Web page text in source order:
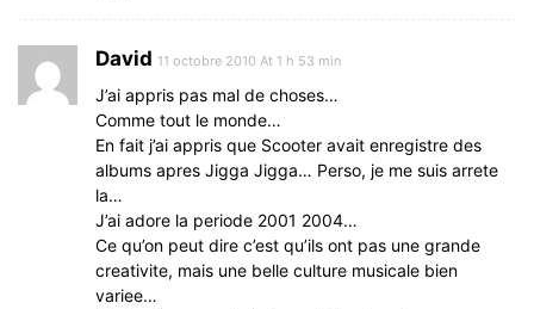
David 11 octobre 2010 At 1 h 53 min
J’ai appris pas mal de choses…
Comme tout le monde…
En fait j’ai appris que Scooter avait enregistre des
albums apres Jigga Jigga… Perso, je me suis arrete
la…
J’ai adore la periode 2001 2004…
Ce qu’on peut dire c’est qu’ils ont pas une grande
creativite, mais une belle culture musicale bien
variee…